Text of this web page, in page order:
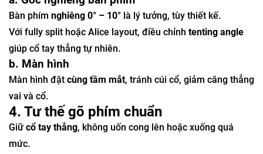
Bàn phím nghiêng 0° – 10° là lý tưởng, tùy thiết kế.
Với fully split hoặc Alice layout, điều chỉnh tenting angle
giúp cổ tay thẳng tự nhiên.
b. Màn hình
Màn hình đặt cùng tầm mắt, tránh cúi cổ, giảm căng thẳng
vai và cổ.
4. Tư thế gõ phím chuẩn
Giữcổ tay thẳng, không uốn cong lên hoặc xuống quá
mức.